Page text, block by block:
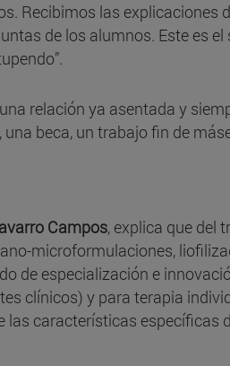
Recibimos las explicaciones
de los alumnos. Este es
relación ya asentada y
beca, un trabajo fin de
Campos, explica que del
microformulaciones,
de especialización e
clínicos) y para terapia
características específicas